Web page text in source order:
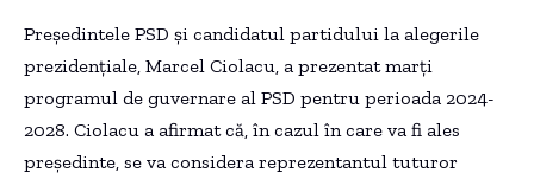
Președintele PSD și candidatul partidului la alegerile
prezidențiale, Marcel Ciolacu, a prezentat marți
programul de guvernare al PSD pentru perioada 2024-
2028. Ciolacu a afirmat că, în cazul în care va fi ales
președinte, se va considera reprezentantul tuturor